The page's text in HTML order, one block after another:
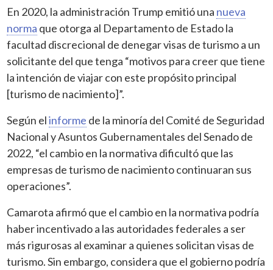
En 2020, la administración Trump emitió una nueva
norma que otorga al Departamento de Estado la
facultad discrecional de denegar visas de turismo a un
solicitante del que tenga “motivos para creer que tiene
la intención de viajar con este propósito principal
[turismo de nacimiento]”.
Según elinforme de la minoría del Comité de Seguridad
Nacional y Asuntos Gubernamentales del Senado de
2022, “el cambio en la normativa dificultó que las
empresas de turismo de nacimiento continuaran sus
operaciones”.
Camarota afirmó que el cambio en la normativa podría
haber incentivado a las autoridades federales a ser
más rigurosas al examinar a quienes solicitan visas de
turismo. Sin embargo, considera que el gobierno podría